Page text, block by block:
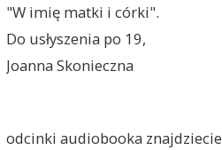
"W imię matki i córki".
Do usłyszenia po 19,
Joanna Skonieczna
odcinki audiobooka znajdziecie